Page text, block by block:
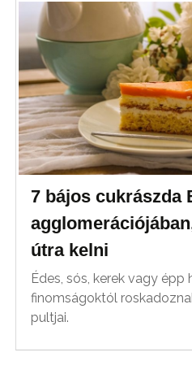
7 bájos cukrászda
útra kelni
Édes, sós, kerek vagy épp
finomságoktól
pultjai.